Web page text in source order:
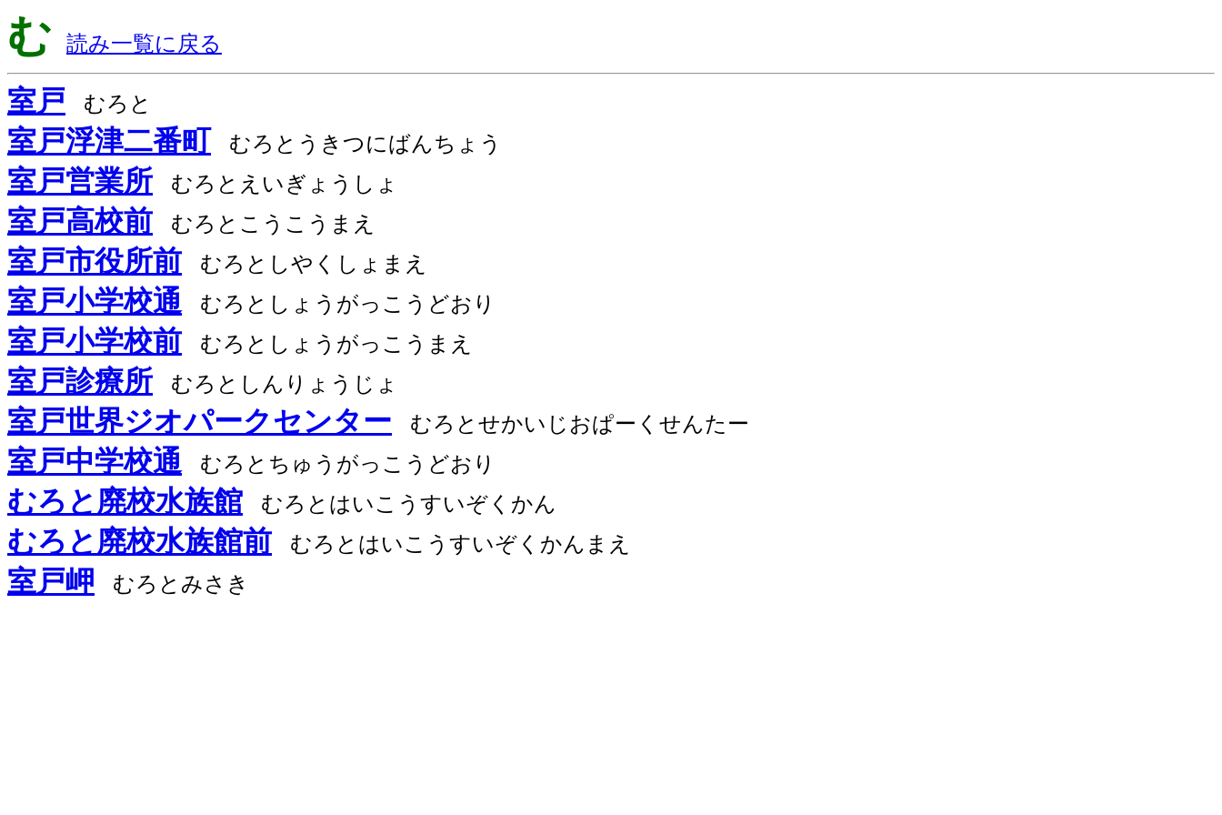
む 読み一覧に戻る
室戸 むろと
室戸浮津二番町 むろとうきつにばんちょう
室戸営業所 むろとえいぎょうしょ
室戸高校前 むろとこうこうまえ
室戸市役所前 むろとしやくしょまえ
室戸小学校通 むろとしょうがっこうどおり
室戸小学校前 むろとしょうがっこうまえ
室戸診療所 むろとしんりょうじょ
室戸世界ジオパークセンター むろとせかいじおぱーくせんたー
室戸中学校通 むろとちゅうがっこうどおり
むろと廃校水族館 むろとはいこうすいぞくかん
むろと廃校水族館前 むろとはいこうすいぞくかんまえ
室戸岬 むろとみさき